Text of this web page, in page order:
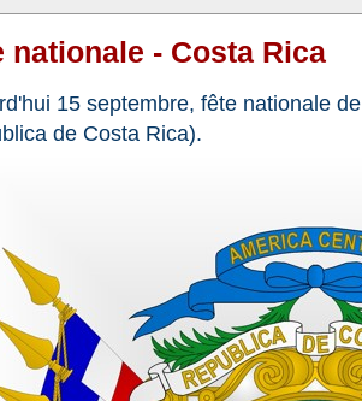
nationale - Costa Rica
15 septembre, fête nationale
de Costa Rica).